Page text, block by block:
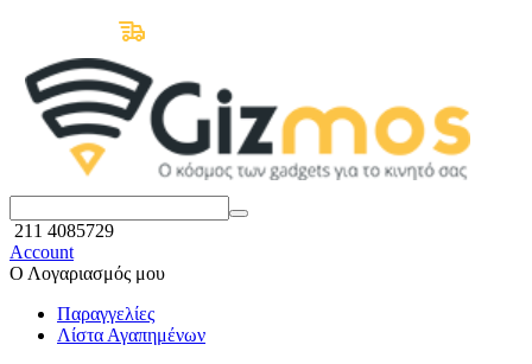
211 4085729
Account
Ο Λογαριασμός μου
Παραγγελίες
Λίστα Αγαπημένων